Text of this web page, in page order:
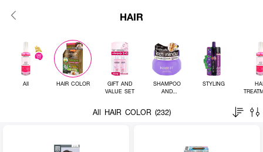
HAIR
All HAIR COLOR
GIFT AND
VALUE SET
SHAMPOO
AND
STYLING
All HAIR COLOR (232)